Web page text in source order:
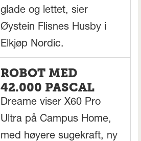
glade og lettet, sier
Øystein Flisnes Husby i
Elkjøp Nordic.
ROBOT MED
42.000 PASCAL
Dreame viser X60 Pro
Ultra på Campus Home,
med høyere sugekraft, ny